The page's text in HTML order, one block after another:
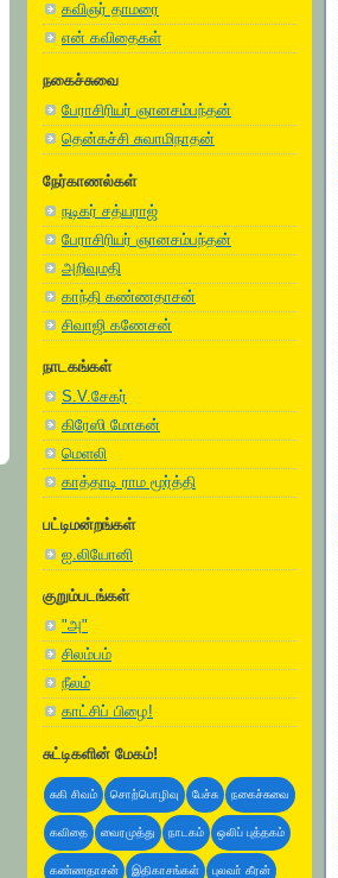
கவிஞர் தாமரை
என் கவிதைகள்
நகைச்சுவை
பேராசிரியர் ஞானசம்பந்தன்
தென்கச்சி சுவாமிநாதன்
நேர்காணல்கள்
நடிகர் சத்யராஜ்
பேராசிரியர் ஞானசம்பந்தன்
அறிவுமதி
காந்தி கண்ணதாசன்
சிவாஜி கணேசன்
நாடகங்கள்
S.V.சேகர்
கிரேஸி மோகன்
மெளலி
காத்தாடி ராம மூர்த்தி
பட்டிமன்றங்கள்
ஐ.லியோனி
குறும்படங்கள்
"அ"
சிலம்பம்
நீலம்
காட்சிப் பிழை!
சுட்டிகளின் மேகம்!
சுகி சிவம் சொற்பொழிவு பேச்சு நகைச்சுவை
கவிதை வைரமுத்து நாடகம் ஒலிப் புத்தகம்
கண்ணதாசன் இதிகாசங்கள் புலவா் கீரன்